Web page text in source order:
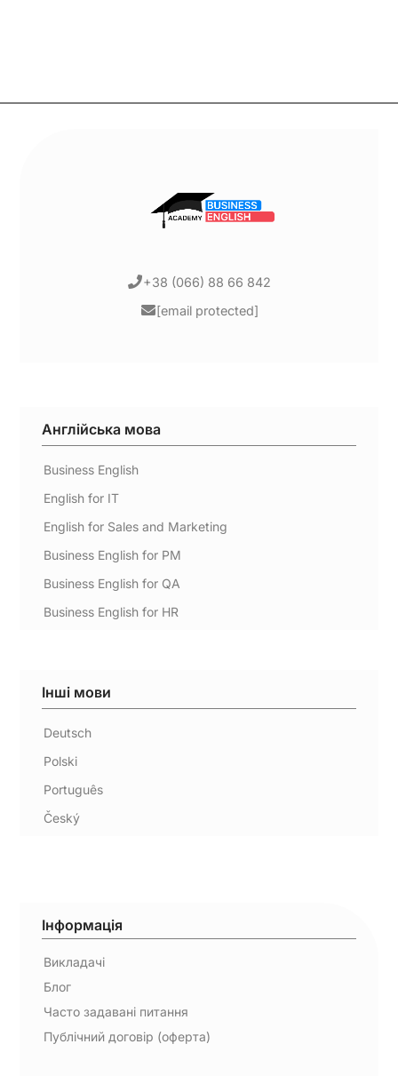
+38 (066) 88 66 842
[email protected]
Англійська мова
Business English
English for IT
English for Sales and Marketing
Business English for PM
Business English for QA
Business English for HR
Інші мови
Deutsch
Polski
Português
Český
Інформація
Викладачі
Блог
Часто задавані питання
Публічний договір (оферта)